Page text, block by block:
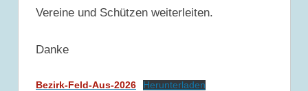
Vereine und Schützen weiterleiten.
Danke
Bezirk-Feld-Aus-2026 Herunterladen